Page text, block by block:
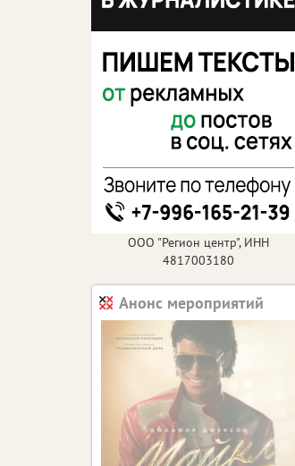
ООО "Регион центр", ИНН
4817003180
Анонс мероприятий